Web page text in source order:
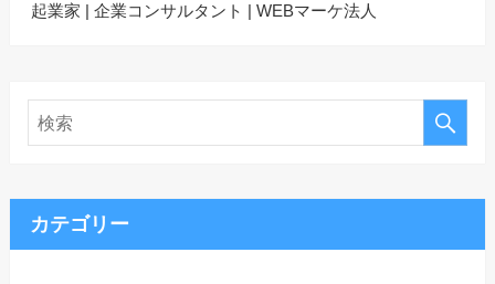
起業家 | 企業コンサルタント | WEBマーケ法人
カテゴリー